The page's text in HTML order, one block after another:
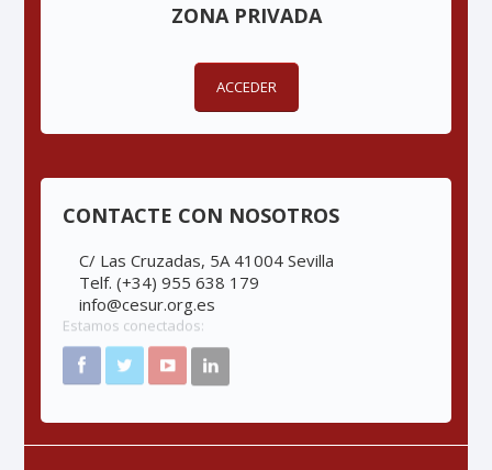
ZONA PRIVADA
ACCEDER
CONTACTE CON NOSOTROS
C/ Las Cruzadas, 5A 41004 Sevilla
Telf. (+34) 955 638 179
info@cesur.org.es
Estamos conectados: